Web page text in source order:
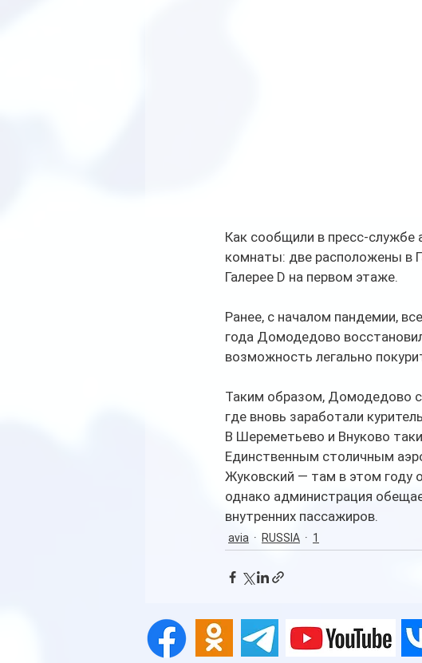
Как сообщили в пресс-службе
комнаты: две расположены в
Галерее D на первом этаже.
Ранее, с началом пандемии,
года Домодедово
возможность легально
Таким образом, Домодедово
где вновь заработали
В Шереметьево и Внуково
Единственным столичным
Жуковский — там в этом году
однако администрация
внутренних пассажиров.
avia RUSSIA 1